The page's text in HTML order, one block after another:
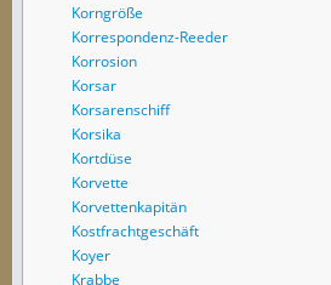
Korngröße
Korrespondenz-Reeder
Korrosion
Korsar
Korsarenschiff
Korsika
Kortdüse
Korvette
Korvettenkapitän
Kostfrachtgeschäft
Koyer
Krabbe